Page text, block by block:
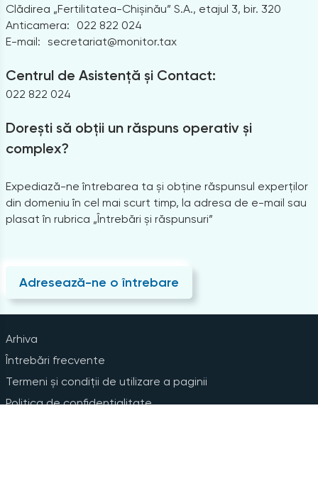
Clădirea „Fertilitatea-Chișinău” S.A., etajul 3, bir. 320
Anticamera:
022 822 024
E-mail: secretariat@monitor.tax
Centrul de Asistență și Contact:
022 822 024
Dorești să obții un răspuns operativ și
complex?
Expediază-ne întrebarea ta și obține răspunsul experților
din domeniu în cel mai scurt timp, la adresa de e-mail sau
plasat în rubrica „Întrebări și răspunsuri”
Adresează-ne o întrebare
Arhiva
Întrebări frecvente
Termeni și condiții de utilizare a paginii
Politica de confidențialitate